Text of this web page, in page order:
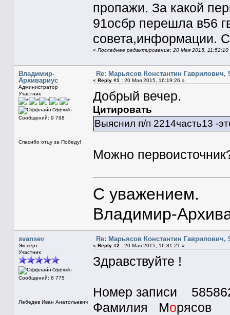
пропажи. За какой
91осбр перешла в56
совета,информации.
« Последнее редактирование: 20 Мая 2015,
Владимир-
Архивариус
Администратор
Участник
Оффлайн
Сообщений: 9 798
Спасибо отцу за Победу!
Re: Марьясов Константин Гаврилович,
« Reply #1 :20 Мая 2015, 16:19:26 »
Добрый вечер.
Цитировать
Выяснил п/п 2214часть13 -
Можно
С уважением.
Владимир-
svansev
Эксперт
Участник
Оффлайн
Сообщений: 6 775
Лебедев Иван Анатольевич
Re: Марьясов Константин Гаврилович,
« Reply #2 :20 Мая 2015, 16:31:21 »
Здравствуйте !
Номер записи
Фамилия Морясов